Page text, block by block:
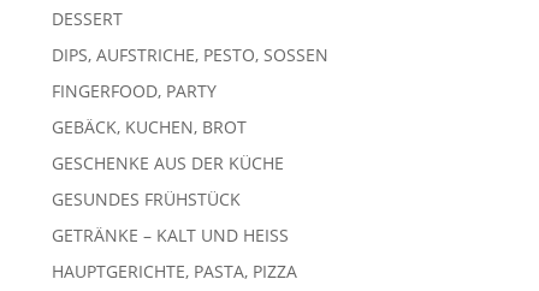
DESSERT
DIPS, AUFSTRICHE, PESTO, SOSSEN
FINGERFOOD, PARTY
GEBÄCK, KUCHEN, BROT
GESCHENKE AUS DER KÜCHE
GESUNDES FRÜHSTÜCK
GETRÄNKE – KALT UND HEISS
HAUPTGERICHTE, PASTA, PIZZA